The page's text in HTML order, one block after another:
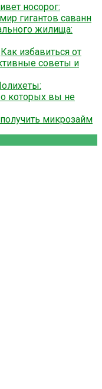
носорог:
гигантов саванн
жилища:
Как избавиться от
советы и
которых вы не
микрозайм